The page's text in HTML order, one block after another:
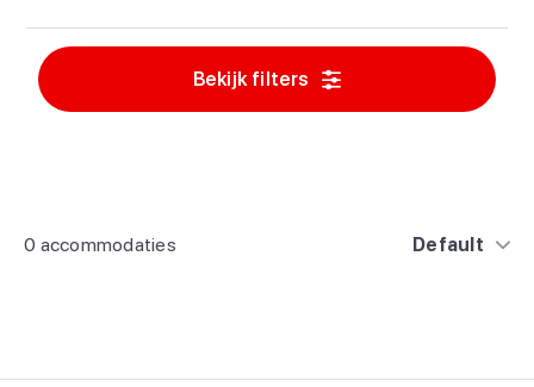
Bekijk filters
0 accommodaties Default